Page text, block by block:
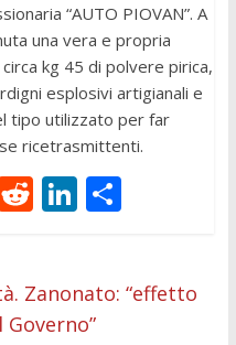
“AUTO PIOVAN”. A
una vera e propria
kg 45 di polvere pirica,
esplosivi artigianali e
tipo utilizzato per far
ricetrasmittenti.
R
di
t
Li
e
dI
C
di
Zanonato: “effetto